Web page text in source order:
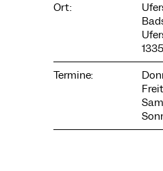
Ort:
Termine:
COOKIE-EINSTELLUNGEN
Wir verwenden Cookies und
unserer Website. Notwendige
Sie die Website nutzen können.
die Website weiterzuentwickeln.
jederzeit widerrufen. Bitte
Datenschutzerklärung für weitere
können Sie auswählen, welche